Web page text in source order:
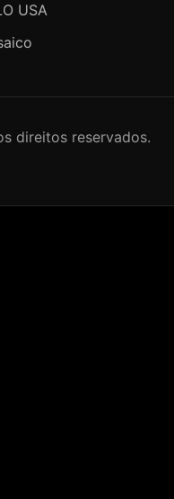
USA
direitos reservados.